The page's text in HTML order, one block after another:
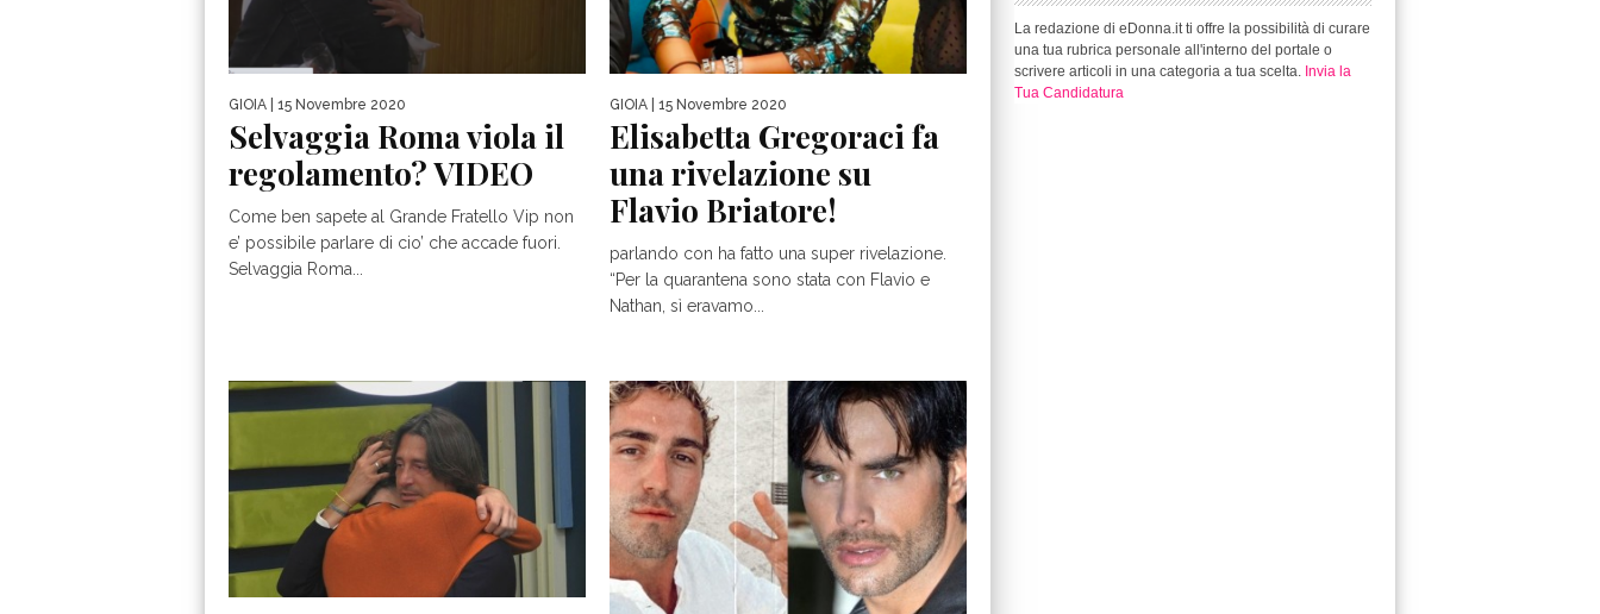
GIOIA | 15 Novembre 2020
Selvaggia Roma viola il
regolamento? VIDEO
Come ben sapete al Grande Fratello Vip non
e’ possibile parlare di cio’ che accade fuori.
Selvaggia Roma...
GIOIA | 15 Novembre 2020
Elisabetta Gregoraci fa
una rivelazione su
Flavio Briatore!
parlando con ha fatto una super rivelazione.
“Per la quarantena sono stata con Flavio e
Nathan, sì eravamo...
La redazione di eDonna.it ti offre la possibilità di curare
una tua rubrica personale all'interno del portale o
scrivere articoli in una categoria a tua scelta. Invia la
Tua Candidatura